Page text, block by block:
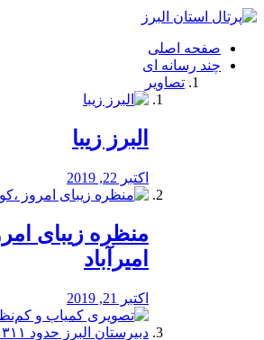
فصد
شرق
تهران
خشکشویی
صفحه اصلی
چند رسانه ای
تصاویر
البرز زیبا
اکتبر 22, 2019
منظره‌‌ زیبای
امیرآباد
اکتبر 21, 2019